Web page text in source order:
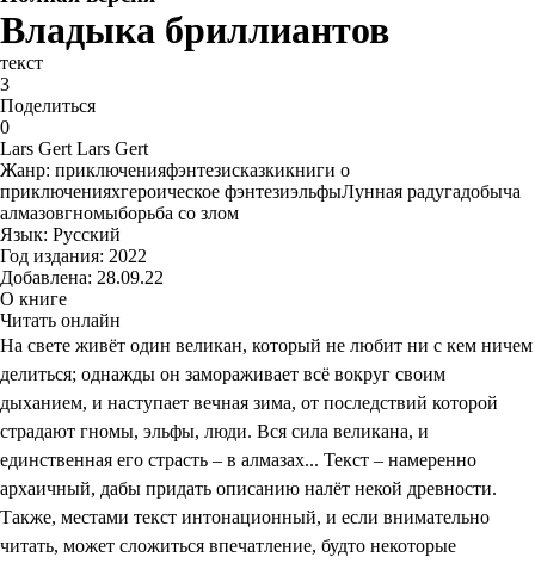
Владыка бриллиантов
текст
3
Поделиться
0
Lars Gert Lars Gert
Жанр: приключенияфэнтезисказкикниги о
приключенияхгероическое фэнтезиэльфыЛунная радугадобыча
алмазовгномыборьба со злом
Язык: Русский
Год издания: 2022
Добавлена: 28.09.22
О книге
Читать онлайн
На свете живёт один великан, который не любит ни с кем ничем
делиться; однажды он замораживает всё вокруг своим
дыханием, и наступает вечная зима, от последствий которой
страдают гномы, эльфы, люди. Вся сила великана, и
единственная его страсть – в алмазах... Текст – намеренно
архаичный, дабы придать описанию налёт некой древности.
Также, местами текст интонационный, и если внимательно
читать, может сложиться впечатление, будто некоторые